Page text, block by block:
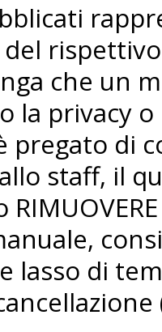
che un
la privacy
pregato di
staff, il
lasso di